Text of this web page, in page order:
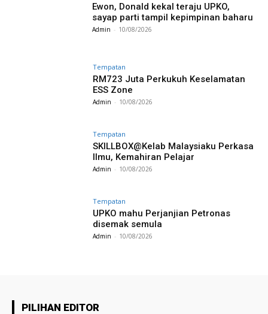
Ewon, Donald kekal teraju UPKO,
sayap parti tampil kepimpinan baharu
Admin - 10/08/2026
Tempatan
RM723 Juta Perkukuh Keselamatan
ESS Zone
Admin - 10/08/2026
Tempatan
SKILLBOX@Kelab Malaysiaku Perkasa
Ilmu, Kemahiran Pelajar
Admin - 10/08/2026
Tempatan
UPKO mahu Perjanjian Petronas
disemak semula
Admin - 10/08/2026
PILIHAN EDITOR